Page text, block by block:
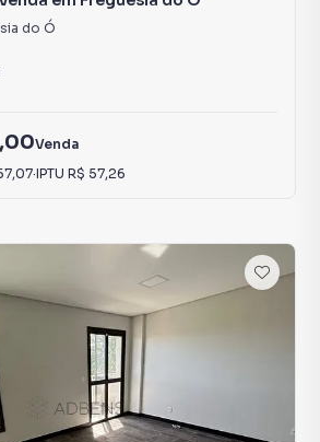
do Ó
Venda
·IPTU R$ 57,26